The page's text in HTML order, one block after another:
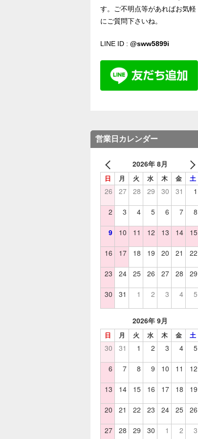
す。ご不明点等があればお気軽
にご質問下さいね。
LINE ID : @sww5899i
営業日カレンダー
2026年 8月
日 月 火 水 木 金 土
26 27 28 29 30 31 1
2 3 4 5 6 7 8
9 10 11 12 13 14 15
16 17 18 19 20 21 22
23 24 25 26 27 28 29
30 31 1 2 3 4 5
2026年 9月
日 月 火 水 木 金 土
30 31 1 2 3 4 5
6 7 8 9 10 11 12
13 14 15 16 17 18 19
20 21 22 23 24 25 26
27 28 29 30 1 2 3